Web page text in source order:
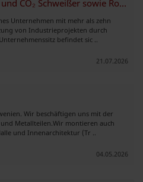
Erfahrene MIG/MAG, WIG und CO₂ Schweißer sowie Rohrschlosser kurzfrist
Unternehmen mit mehr als zehn
von Industrieprojekten durch
befindet sic ..
21.07.2026
Wir beschäftigen uns mit der
Metallteilen.Wir montieren auch
und Innenarchitektur (Tr ..
04.05.2026